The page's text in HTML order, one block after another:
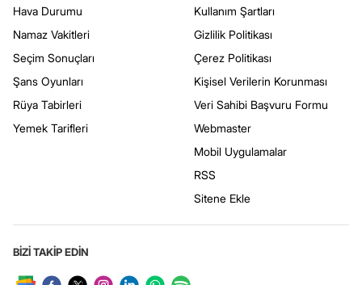
Hava Durumu
Namaz Vakitleri
Seçim Sonuçları
Şans Oyunları
Rüya Tabirleri
Yemek Tarifleri
Kullanım Şartları
Gizlilik Politikası
Çerez Politikası
Kişisel Verilerin Korunması
Veri Sahibi Başvuru Formu
Webmaster
Mobil Uygulamalar
RSS
Sitene Ekle
BİZİ TAKİP EDİN